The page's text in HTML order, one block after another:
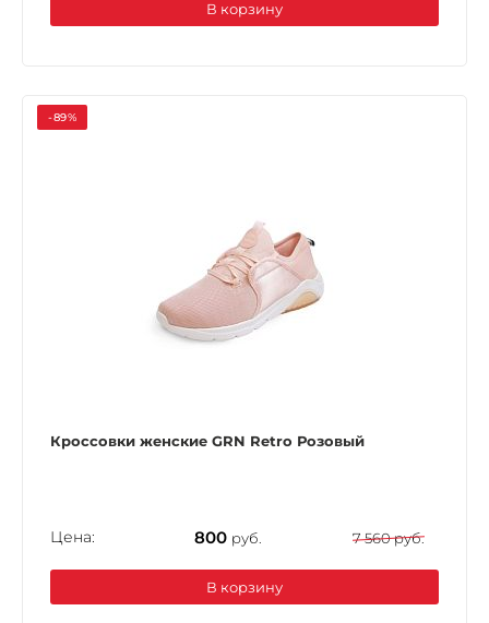
В корзину
-89%
Кроссовки женские GRN Retro Розовый
Цена: 800 руб. 7 560 руб.
В корзину